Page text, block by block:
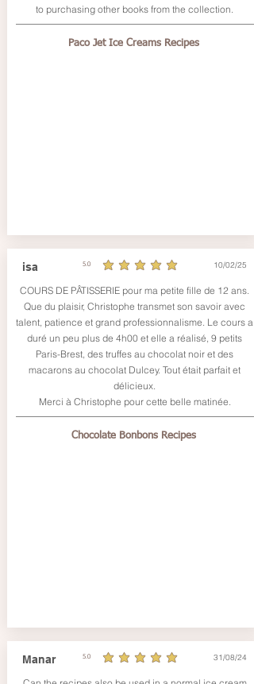
to purchasing other books from the collection.
Paco Jet Ice Creams Recipes
isa 5.0
average rating is 5 out of 5 10/02/25
COURS DE PÂTISSERIE pour ma petite fille de 12 ans.
Que du plaisir, Christophe transmet son savoir avec
talent, patience et grand professionnalisme. Le cours a
duré un peu plus de 4h00 et elle a réalisé, 9 petits
Paris-Brest, des truffes au chocolat noir et des
macarons au chocolat Dulcey. Tout était parfait et
délicieux.
Merci à Christophe pour cette belle matinée.
Chocolate Bonbons Recipes
Manar 5.0
average rating is 5 out of 5 31/08/24